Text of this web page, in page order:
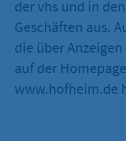
der vhs und in
Geschäften aus.
die über
auf der
www.hofheim.de